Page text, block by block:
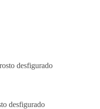
desfigurado